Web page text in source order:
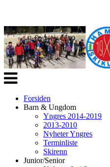
Veksle
navigasjon
Forsiden
Barn & Ungdom
Yngres 2014-2019
2013-2010
Nyheter Yngres
Terminliste
Skirenn
Junior/Senior